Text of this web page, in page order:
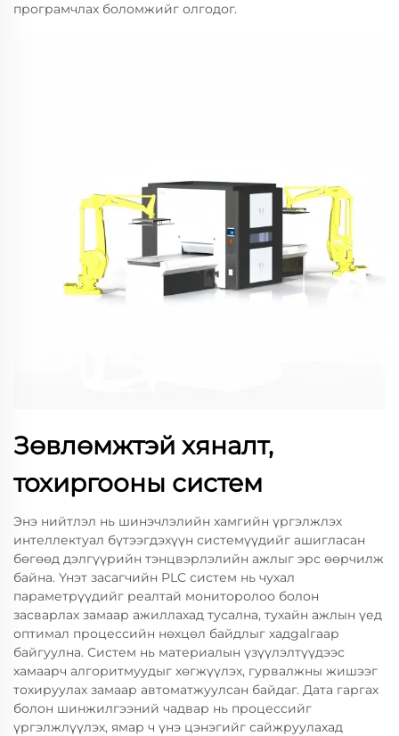
програмчлах боломжийг олгодог.
Зөвлөмжтэй хяналт,
тохиргооны систем
Энэ нийтлэл нь шинэчлэлийн хамгийн үргэлжлэх
интеллектуал бүтээгдэхүүн системүүдийг ашигласан
бөгөөд дэлгүүрийн тэнцвэрлэлийн ажлыг эрс өөрчилж
байна. Үнэт засагчийн PLC систем нь чухал
параметрүүдийг реалтай мониторолоо болон
засварлах замаар ажиллахад тусална, тухайн ажлын үед
оптимал процессийн нөхцөл байдлыг хадgalгаар
байгуулна. Систем нь материалын үзүүлэлтүүдээс
хамаарч алгоритмуудыг хөгжүүлэх, гурвалжны жишээг
тохируулах замаар автоматжуулсан байдаг. Дата гаргах
болон шинжилгээний чадвар нь процессийг
үргэлжлүүлэх, ямар ч үнэ цэнэгийг сайжруулахад